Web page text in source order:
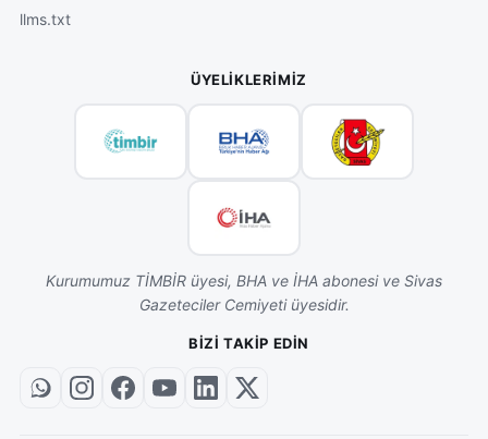
llms.txt
ÜYELIKLERIMIZ
Kurumumuz TİMBİR üyesi, BHA ve İHA abonesi ve Sivas
Gazeteciler Cemiyeti üyesidir.
BIZI TAKIP EDIN